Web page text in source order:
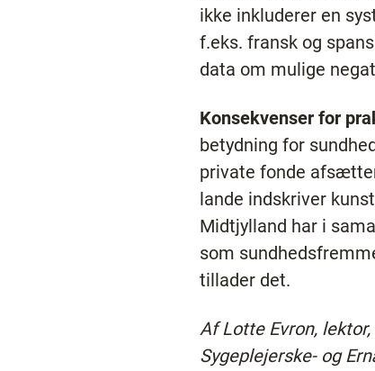
ikke inkluderer en
f.eks. fransk og
data om mulige
Konsekvenser for
betydning for
private fonde
lande indskriver
Midtjylland har i
som
tillader det.
Af Lotte Evron,
Sygeplejerske- og